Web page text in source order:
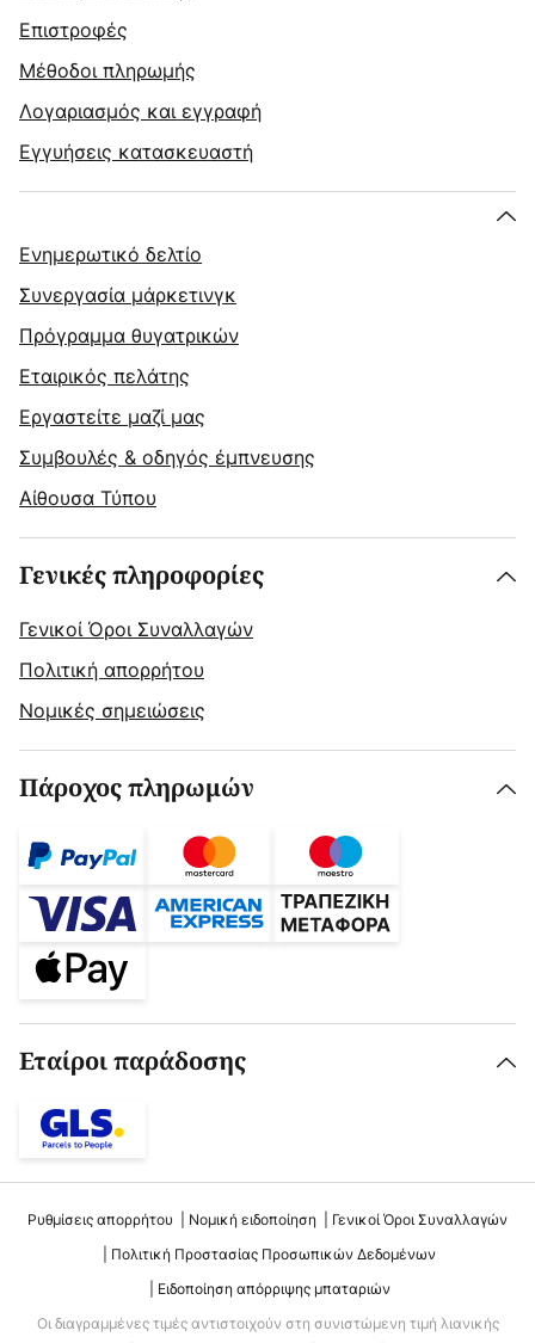
Επιστροφές
Μέθοδοι πληρωμής
Λογαριασμός και εγγραφή
Εγγυήσεις κατασκευαστή
Ενημερωτικό δελτίο
Συνεργασία μάρκετινγκ
Πρόγραμμα θυγατρικών
Εταιρικός πελάτης
Εργαστείτε μαζί μας
Συμβουλές & οδηγός έμπνευσης
Αίθουσα Τύπου
Γενικές πληροφορίες
Γενικοί Όροι Συναλλαγών
Πολιτική απορρήτου
Νομικές σημειώσεις
Πάροχος πληρωμών
Εταίροι παράδοσης
Ρυθμίσεις απορρήτου Νομική ειδοποίηση
Γενικοί Όροι Συναλλαγών
Πολιτική Προστασίας Προσωπικών Δεδομένων
Ειδοποίηση απόρριψης μπαταριών
Οι διαγραμμένες τιμές αντιστοιχούν στη συνιστώμενη τιμή λιανικής